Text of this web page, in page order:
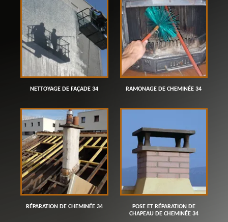
NETTOYAGE DE FAÇADE 34 RAMONAGE DE CHEMINÉE 34
RÉPARATION DE CHEMINÉE 34
POSE ET RÉPARATION DE
CHAPEAU DE CHEMINÉE 34